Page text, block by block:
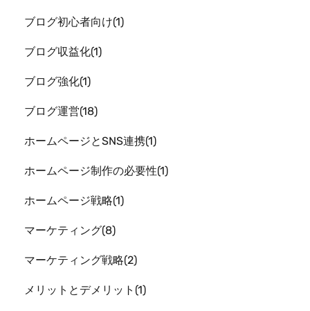
ブログ初心者向け 1
ブログ収益化 1
ブログ強化 1
ブログ運営 18
ホームページとSNS連携 1
ホームページ制作の必要性 1
ホームページ戦略 1
マーケティング 8
マーケティング戦略 2
メリットとデメリット 1